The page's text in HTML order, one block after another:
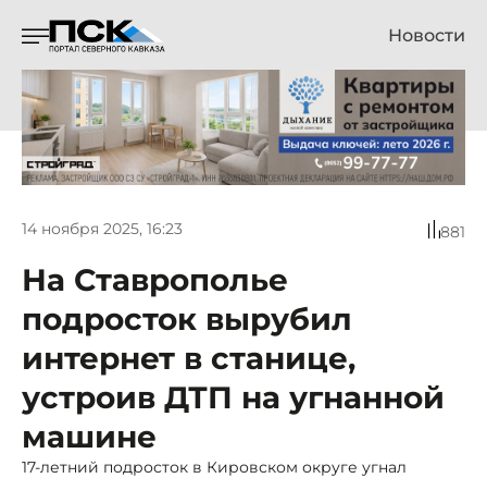
Новости
14 ноября 2025, 16:23 881
На Ставрополье
подросток вырубил
интернет в станице,
устроив ДТП на угнанной
машине
17-летний подросток в Кировском округе угнал